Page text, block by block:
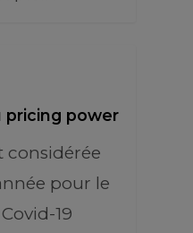
pricing power
considérée
pour le
19